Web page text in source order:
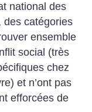
national des
des catégories
ensemble
social (très
chez
et n’ont pas
efforcées de